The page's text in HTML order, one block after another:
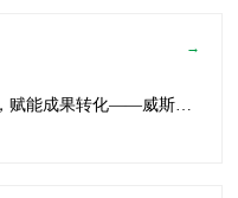
→